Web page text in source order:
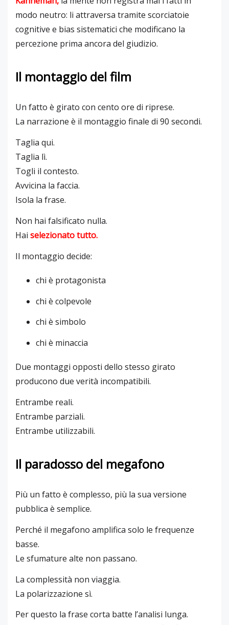
modo neutro: li attraversa tramite scorciatoie
cognitive e bias sistematici che modificano la
percezione prima ancora del giudizio.
Il montaggio del film
Un fatto è girato con cento ore di riprese.
La narrazione è il montaggio finale di 90 secondi.
Taglia qui.
Taglia lì.
Togli il contesto.
Avvicina la faccia.
Isola la frase.
Non hai falsificato nulla.
Hai selezionato tutto.
Il montaggio decide:
chi è protagonista
chi è colpevole
chi è simbolo
chi è minaccia
Due montaggi opposti dello stesso girato
producono due verità incompatibili.
Entrambe reali.
Entrambe parziali.
Entrambe utilizzabili.
Il paradosso del megafono
Più un fatto è complesso, più la sua versione
pubblica è semplice.
Perché il megafono amplifica solo le frequenze
basse.
Le sfumature alte non passano.
La complessità non viaggia.
La polarizzazione sì.
Per questo la frase corta batte l’analisi lunga.